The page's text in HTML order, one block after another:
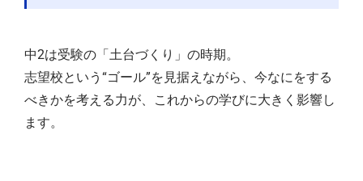
中2は受験の「土台づくり」の時期。
志望校という“ゴール”を見据えながら、今なにをする
べきかを考える力が、これからの学びに大きく影響し
ます。